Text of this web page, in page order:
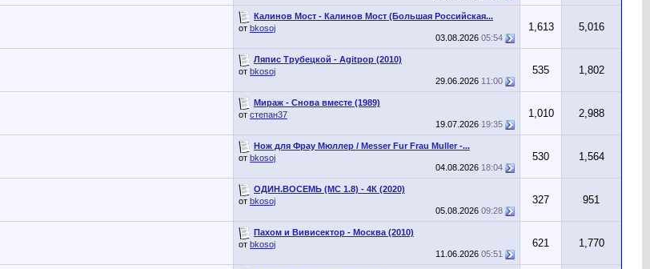
Калинов Мост - Калинов Мост (Большая Российская...
от bkosoj
03.08.2026 05:54
1,613 5,016
Ляпис Трубецкой - Agitpop (2010)
от bkosoj
29.06.2026 11:00
535 1,802
Мираж - Снова вместе (1989)
от степан37
19.07.2026 19:35
1,010 2,988
Нож для Фрау Мюллер / Messer Fur Frau Muller -...
от bkosoj
04.08.2026 18:04
530 1,564
ОДИН.ВОСЕМЬ (MC 1.8) - 4К (2020)
от bkosoj
05.08.2026 09:28
327 951
Пахом и Вивисектор - Москва (2010)
от bkosoj
11.06.2026 05:51
621 1,770